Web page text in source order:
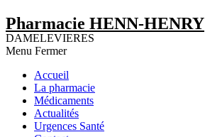
Pharmacie HENN-HENRY
DAMELEVIERES
Menu Fermer
Accueil
La pharmacie
Médicaments
Actualités
Urgences Santé